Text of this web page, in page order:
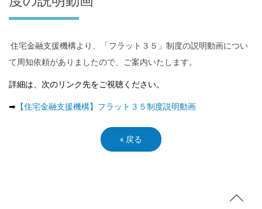
住宅金融支援機構より、「フラット３５」制度の説明動画につい
て周知依頼がありましたので、ご案内いたします。
詳細は、次のリンク先をご視聴ください。
➡ 【住宅金融支援機構】フラット３５制度説明動画
« 戻る